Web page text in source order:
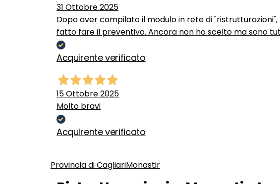
31 Ottobre 2025
Dopo aver compilato il modulo in rete di
fatto fare il preventivo. Ancora non ho scelto ma sono
Acquirente verificato
15 Ottobre 2025
Molto bravi
Acquirente verificato
Provincia di CagliariMonastir